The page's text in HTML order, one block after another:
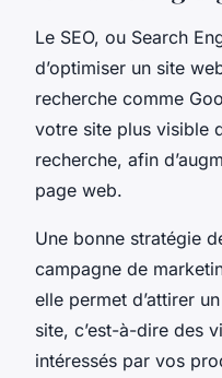
Le SEO, ou Search
d’optimiser un site
recherche comme
votre site plus visible
recherche, afin
page web.
Une bonne stratégie
campagne de
elle permet d’attirer
site, c’est-à-dire des
intéressés par vos